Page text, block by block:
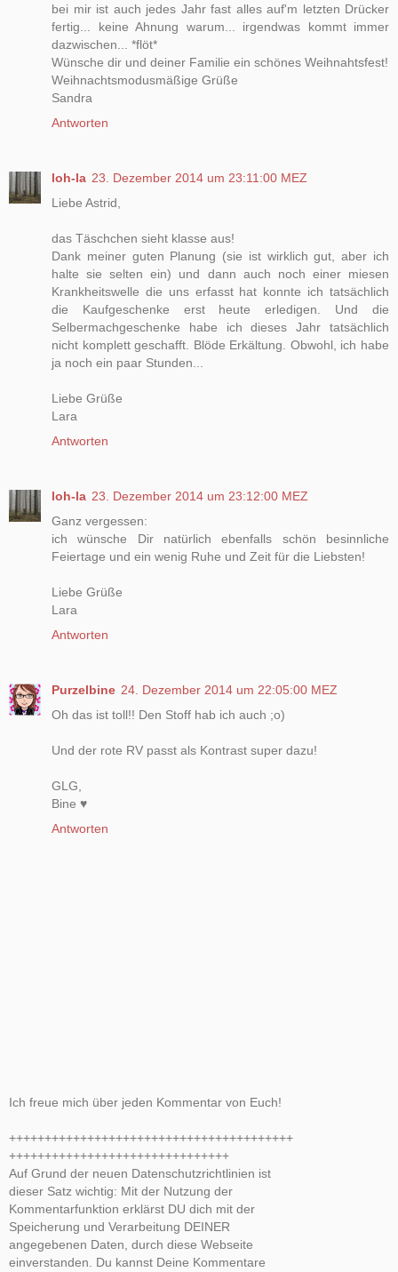
bei mir ist auch jedes Jahr fast alles auf'm letzten Drücker
fertig... keine Ahnung warum... irgendwas kommt immer
dazwischen... *flöt*
Wünsche dir und deiner Familie ein schönes Weihnahtsfest!
Weihnachtsmodusmäßige Grüße
Sandra
Antworten
loh-la 23. Dezember 2014 um 23:11:00 MEZ
Liebe Astrid,
das Täschchen sieht klasse aus!
Dank meiner guten Planung (sie ist wirklich gut, aber ich
halte sie selten ein) und dann auch noch einer miesen
Krankheitswelle die uns erfasst hat konnte ich tatsächlich
die Kaufgeschenke erst heute erledigen. Und die
Selbermachgeschenke habe ich dieses Jahr tatsächlich
nicht komplett geschafft. Blöde Erkältung. Obwohl, ich habe
ja noch ein paar Stunden...
Liebe Grüße
Lara
Antworten
loh-la 23. Dezember 2014 um 23:12:00 MEZ
Ganz vergessen:
ich wünsche Dir natürlich ebenfalls schön besinnliche
Feiertage und ein wenig Ruhe und Zeit für die Liebsten!
Liebe Grüße
Lara
Antworten
Purzelbine 24. Dezember 2014 um 22:05:00 MEZ
Oh das ist toll!! Den Stoff hab ich auch ;o)
Und der rote RV passt als Kontrast super dazu!
GLG,
Bine ♥
Antworten
Ich freue mich über jeden Kommentar von Euch!
++++++++++++++++++++++++++++++++++++++++
+++++++++++++++++++++++++++++++
Auf Grund der neuen Datenschutzrichtlinien ist
dieser Satz wichtig: Mit der Nutzung der
Kommentarfunktion erklärst DU dich mit der
Speicherung und Verarbeitung DEINER
angegebenen Daten, durch diese Webseite
einverstanden. Du kannst Deine Kommentare